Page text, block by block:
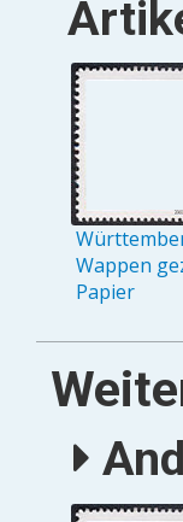
Wappen
Papier